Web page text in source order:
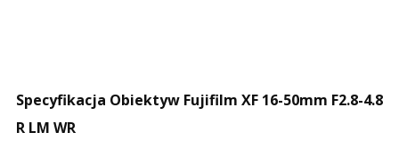
Specyfikacja Obiektyw Fujifilm XF 16-50mm F2.8-4.8
R LM WR